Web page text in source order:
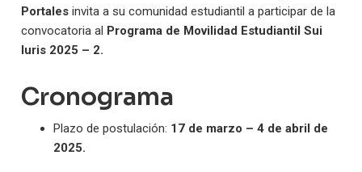
Portales invita a su comunidad estudiantil a participar de la
convocatoria al Programa de Movilidad Estudiantil Sui
Iuris 2025 – 2.
Cronograma
Plazo de postulación: 17 de marzo – 4 de abril de
2025.